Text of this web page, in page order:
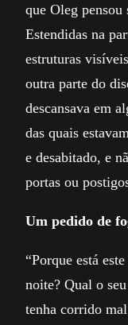
que Oleg pensou
Estendidas na
estruturas
outra parte do
descansava em
das quais
e desabitado, e
portas ou
Um pedido de
“Porque está
noite? Qual o
tenha corrido